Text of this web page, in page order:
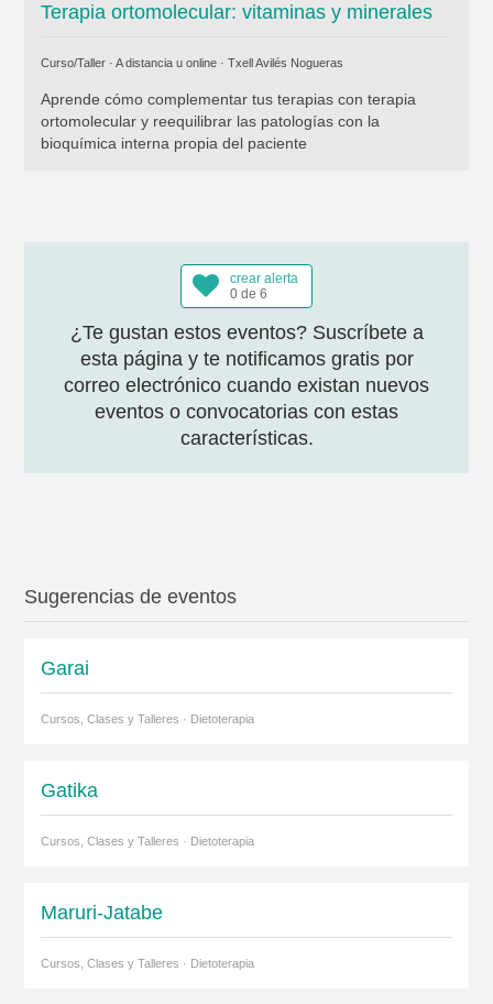
Terapia ortomolecular: vitaminas y minerales
Curso/Taller · A distancia u online · Txell Avilés Nogueras
Aprende cómo complementar tus terapias con terapia
ortomolecular y reequilibrar las patologías con la
bioquímica interna propia del paciente
crear alerta
0 de 6
¿Te gustan estos eventos? Suscríbete a
esta página y te notificamos gratis por
correo electrónico cuando existan nuevos
eventos o convocatorias con estas
características.
Sugerencias de eventos
Garai
Cursos, Clases y Talleres · Dietoterapia
Gatika
Cursos, Clases y Talleres · Dietoterapia
Maruri-Jatabe
Cursos, Clases y Talleres · Dietoterapia